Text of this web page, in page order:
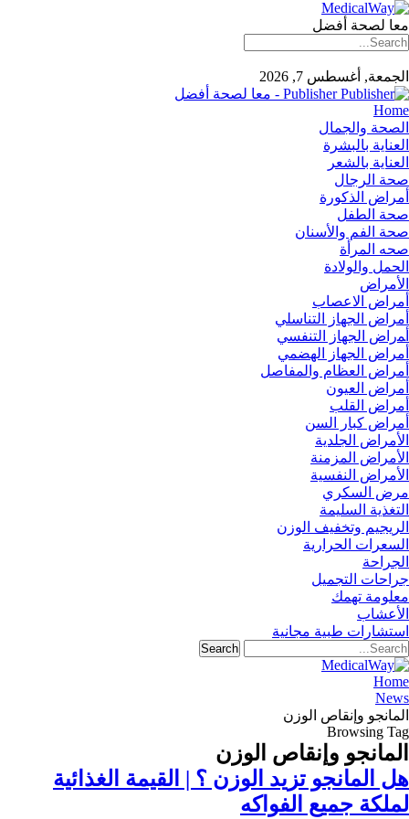
معا لصحة أفضل
الجمعة, أغسطس 7, 2026
Publisher - معا لصحة أفضل
Home
الصحة والجمال
العناية بالبشرة
العناية بالشعر
صحة الرجال
أمراض الذكورة
صحة الطفل
صحة الفم والأسنان
صحه المرأة
الحمل والولادة
الأمراض
أمراض الاعصاب
أمراض الجهاز التناسلي
أﻤراض اﻟﺠﻬﺎز اﻟﺘﻨﻔﺴﻲ
أمراض الجهاز الهضمي
أمراض العظام والمفاصل
أمراض العيون
أمراض القلب
أمراض كبار السن
الأمراض الجلدية
الأمراض المزمنة
الأمراض النفسية
مرض السكري
التغذية السليمة
الريجيم وتخفيف الوزن
السعرات الحرارية
الجراحة
جراحات التجميل
معلومة تهمك
الأعشاب
استشارات طبية مجانية
Home
News
المانجو وإنقاص الوزن
Browsing Tag
المانجو وإنقاص الوزن
هل المانجو تزيد الوزن ؟ | القيمة الغذائية
لملكة جميع الفواكه